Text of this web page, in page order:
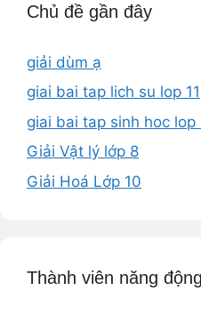
Chủ đề gần đây
giải dùm ạ
giai bai tap lich su lop 11
giai bai tap sinh hoc lop
Giải Vật lý lớp 8
Giải Hoá Lớp 10
Thành viên năng động